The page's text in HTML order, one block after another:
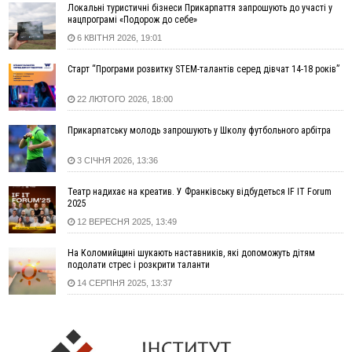
14:31
«Багато питань буде знято». На громадських слуханнях в
Яремче обговорили, як вирішити питання джипінгу в
Карпатах
13:54
5 «тихих» хвороб, які виявляє профілактичне обстеження
13:30
ФОТО
нового руху
12:57
У Франківську зафіксували найбільшу спеку за всю історію
спостережень
12:24
Лікування наркоманії Київ: чому важливо розпочати
терапію якомога раніше
12:00
Франківця, який у Косові викрав за магазину понад 640
тисяч гривень у валюті, засудили до 5 років
11:50
Податкова передасть в Міноборони для "Оберегу" дані про
11:20
Водійка, яку на Сухомлинського побив інший керманич,
відмовилася від обвинувачення — справу закрили
Змушував надсилати інтимні фото: на Прикарпатті
Локальні туристичні бізнеси Прикарпаття запрошують до участі у
нацпрограмі «Подорож до себе»
6 КВІТНЯ 2026, 19:01
Старт “Програми розвитку STEM-талантів серед дівчат 14-18 років”
22 ЛЮТОГО 2026, 18:00
Прикарпатську молодь запрошують у Школу футбольного арбітра
3 СІЧНЯ 2026, 13:36
Театр надихає на креатив. У Франківську відбудеться IF IT Forum
2025
12 ВЕРЕСНЯ 2025, 13:49
На Коломийщині шукають наставників, які допоможуть дітям
подолати стрес і розкрити таланти
14 СЕРПНЯ 2025, 13:37